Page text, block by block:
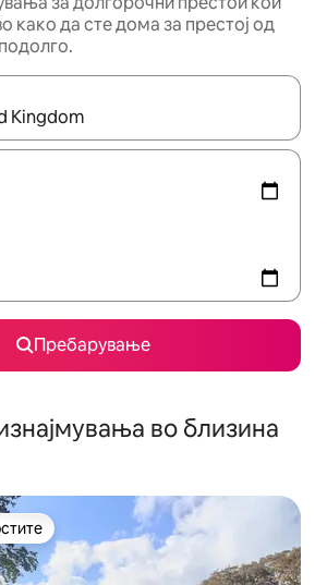
како да сте дома за престој од
се достапни, движете се со копчињата
Пребарување
во близина
„Омилени на гостите“